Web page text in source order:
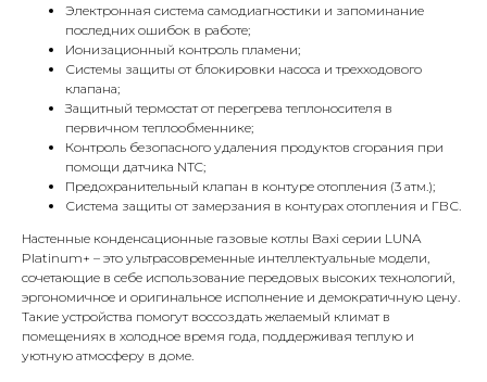
Электронная система самодиагностики и запоминание
последних ошибок в работе;
Ионизационный контроль пламени;
Системы защиты от блокировки насоса и трехходового
клапана;
Защитный термостат от перегрева теплоносителя в
первичном теплообменнике;
Контроль безопасного удаления продуктов сгорания при
помощи датчика NTC;
Предохранительный клапан в контуре отопления (3 атм.);
Система защиты от замерзания в контурах отопления и ГВС.
Настенные конденсационные газовые котлы Baxi серии LUNA
Platinum+ – это ультрасовременные интеллектуальные модели,
сочетающие в себе использование передовых высоких технологий,
эргономичное и оригинальное исполнение и демократичную цену.
Такие устройства помогут воссоздать желаемый климат в
помещениях в холодное время года, поддерживая теплую и
уютную атмосферу в доме.
Телефон
8 495 233-79-79
Почта
iceicemarket@yandex.ru
8 985 233-79-79